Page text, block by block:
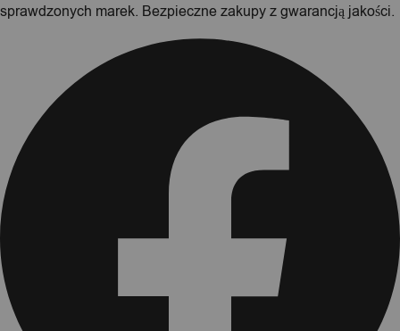
sprawdzonych marek. Bezpieczne zakupy z gwarancją jakości.